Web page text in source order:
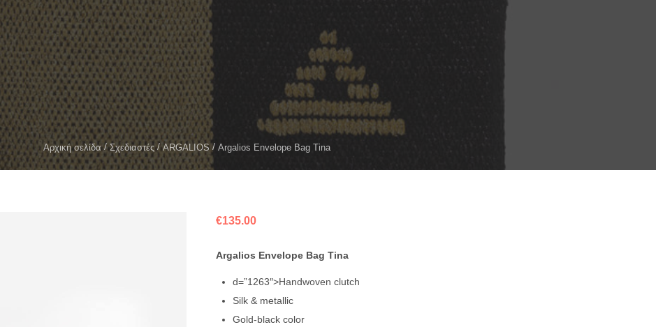
Αρχική σελίδα Σχεδιαστές ARGALIOS Argalios Envelope Bag Tina
€135.00
Argalios Envelope Bag Tina
d=”1263″>Handwoven clutch
Silk & metallic
Gold-black color